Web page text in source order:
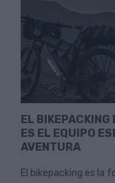
EL BIKEPACKING
ES EL EQUIPO
AVENTURA
El bikepacking es la